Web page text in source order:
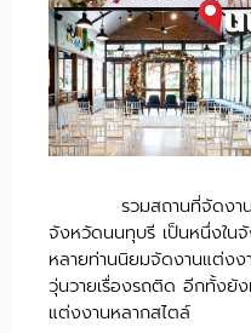
รวมสถานที่จัดงานแต่
จังหวัดนนทุบรี เป็นหนึ่งใน
หลายท่านนิยมจัดงานแต่ง
วุ่นวายเรื่องรถติด อีกทั้งยั
แต่งงานหลากสไตล์